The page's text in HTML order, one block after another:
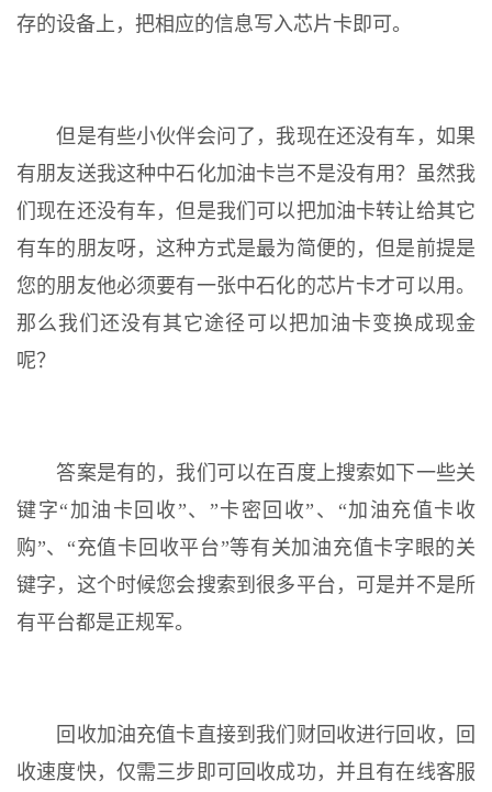
存的设备上，把相应的信息写入芯片卡即可。
但是有些小伙伴会问了，我现在还没有车，如果
有朋友送我这种中石化加油卡岂不是没有用？虽然我
们现在还没有车，但是我们可以把加油卡转让给其它
有车的朋友呀，这种方式是最为简便的，但是前提是
您的朋友他必须要有一张中石化的芯片卡才可以用。
那么我们还没有其它途径可以把加油卡变换成现金
呢？
答案是有的，我们可以在百度上搜索如下一些关
键字“加油卡回收”、”卡密回收”、“加油充值卡收
购”、“充值卡回收平台”等有关加油充值卡字眼的关
键字，这个时候您会搜索到很多平台，可是并不是所
有平台都是正规军。
回收加油充值卡直接到我们财回收进行回收，回
收速度快，仅需三步即可回收成功，并且有在线客服